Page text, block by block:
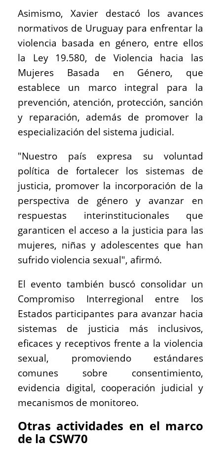
Asimismo, Xavier destacó los avances
normativos de Uruguay para enfrentar la
violencia basada en género, entre ellos
la Ley 19.580, de Violencia hacia las
Mujeres Basada en Género, que
establece un marco integral para la
prevención, atención, protección, sanción
y reparación, además de promover la
especialización del sistema judicial.
"Nuestro país expresa su voluntad
política de fortalecer los sistemas de
justicia, promover la incorporación de la
perspectiva de género y avanzar en
respuestas interinstitucionales que
garanticen el acceso a la justicia para las
mujeres, niñas y adolescentes que han
sufrido violencia sexual", afirmó.
El evento también buscó consolidar un
Compromiso Interregional entre los
Estados participantes para avanzar hacia
sistemas de justicia más inclusivos,
eficaces y receptivos frente a la violencia
sexual, promoviendo estándares
comunes sobre consentimiento,
evidencia digital, cooperación judicial y
mecanismos de monitoreo.
Otras actividades en el marco
de la CSW70